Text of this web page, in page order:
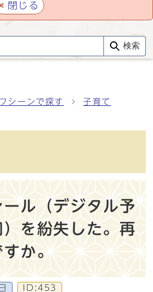
閉じる
検索
シーンで探す 子育て
ル（デジタル予
を紛失した。再
すか。
ID:453